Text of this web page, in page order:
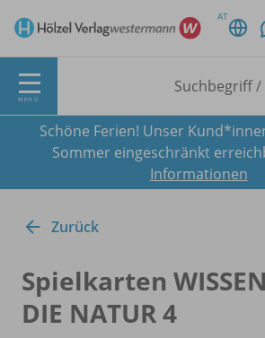
AT
MENÜ
Schöne Ferien! Unser
Sommer eingeschränkt
Informationen
Zurück
Spielkarten
DIE NATUR 4